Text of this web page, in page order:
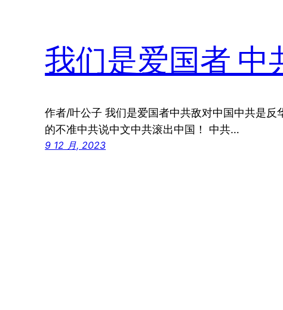
我们是爱国者 中
作者/叶公子 我们是爱国者中共敌对中国中共是反
的不准中共说中文中共滚出中国！ 中共…
9 12 月, 2023